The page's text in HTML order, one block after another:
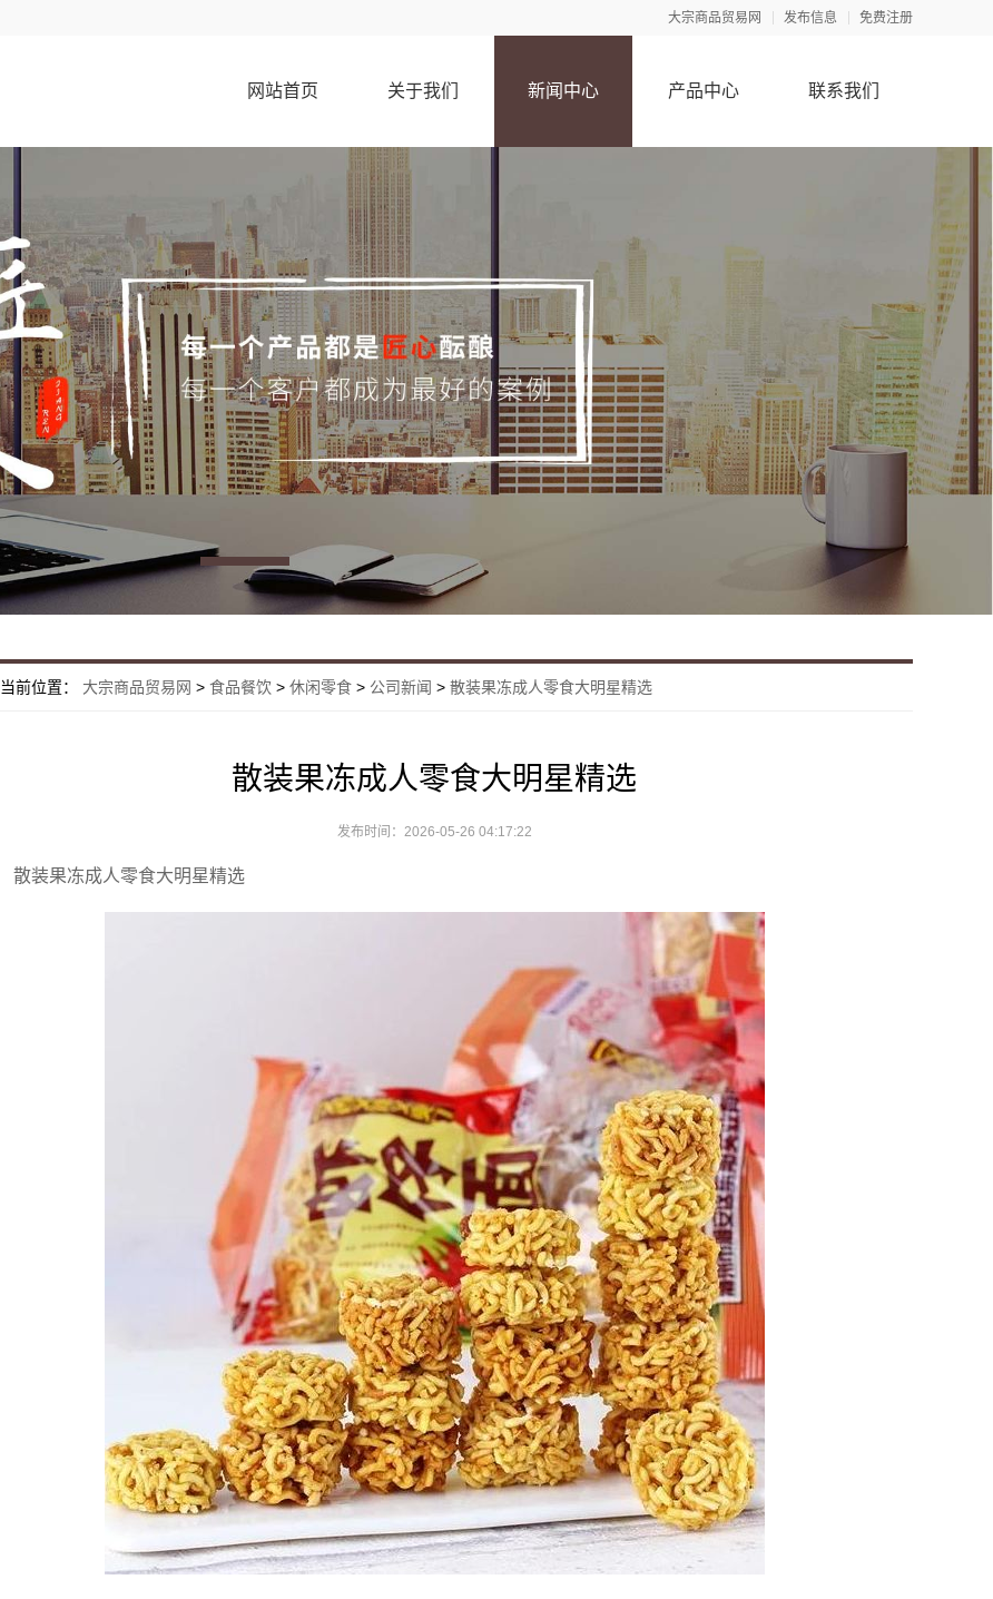
大宗商品贸易网 发布信息 免费注册
网站首页 关于我们 新闻中心 产品中心 联系我们
当前位置： 大宗商品贸易网 > 食品餐饮 > 休闲零食 > 公司新闻 > 散装果冻成人零食大明星精选
散装果冻成人零食大明星精选
发布时间：2026-05-26 04:17:22
散装果冻成人零食大明星精选